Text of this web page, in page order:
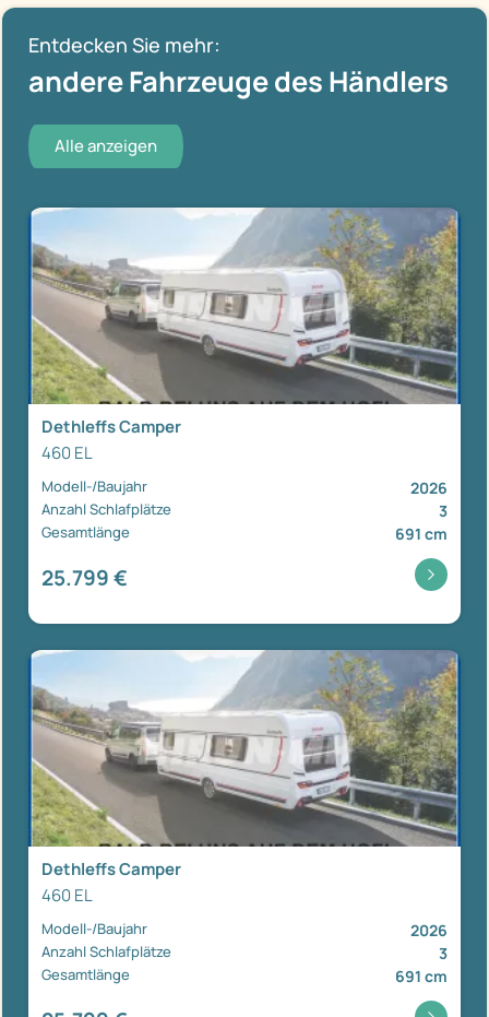
Entdecken Sie mehr:
andere Fahrzeuge des Händlers
Alle anzeigen
Dethleffs Camper
460 EL
Modell-/Baujahr 2026
Anzahl Schlafplätze 3
Gesamtlänge 691 cm
25.799 €
Dethleffs Camper
460 EL
Modell-/Baujahr 2026
Anzahl Schlafplätze 3
Gesamtlänge 691 cm